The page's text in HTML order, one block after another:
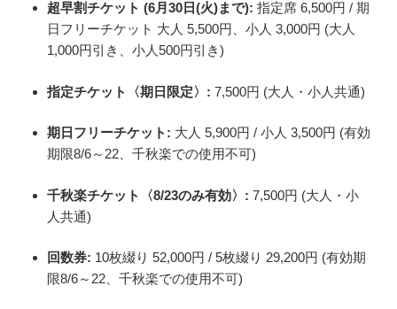
超早割チケット (6月30日(火)まで): 指定席 6,500円 / 期
日フリーチケット 大人 5,500円、小人 3,000円 (大人
1,000円引き、小人500円引き)
指定チケット〈期日限定〉: 7,500円 (大人・小人共通)
期日フリーチケット: 大人 5,900円 / 小人 3,500円 (有効
期限8/6～22、千秋楽での使用不可)
千秋楽チケット〈8/23のみ有効〉: 7,500円 (大人・小
人共通)
回数券: 10枚綴り 52,000円 / 5枚綴り 29,200円 (有効期
限8/6～22、千秋楽での使用不可)